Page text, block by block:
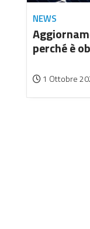
NEWS
perché è
1 Ottobre